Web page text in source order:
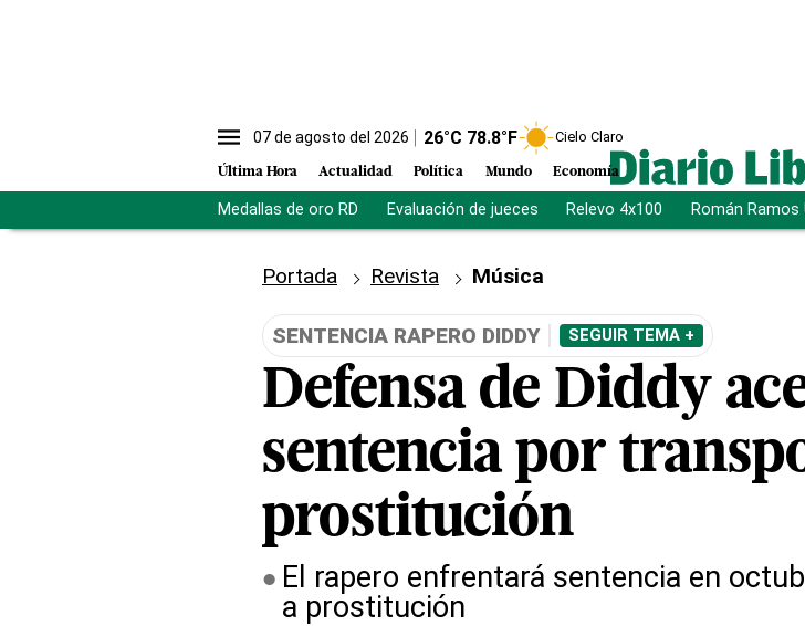
07 de agosto del 2026 26°C 78.8°F Cielo Claro
Última Hora Actualidad Política Mundo Economía
Medallas de oro RD Evaluación de jueces Relevo 4x100 Román Ramos
Portada Revista Música
SENTENCIA RAPERO DIDDY SEGUIR TEMA +
Defensa de Diddy
sentencia por
prostitución
El rapero enfrentará sentencia en
a prostitución